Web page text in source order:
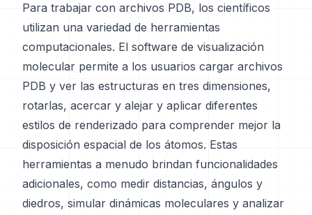
Para trabajar con archivos PDB, los científicos
utilizan una variedad de herramientas
computacionales. El software de visualización
molecular permite a los usuarios cargar archivos
PDB y ver las estructuras en tres dimensiones,
rotarlas, acercar y alejar y aplicar diferentes
estilos de renderizado para comprender mejor la
disposición espacial de los átomos. Estas
herramientas a menudo brindan funcionalidades
adicionales, como medir distancias, ángulos y
diedros, simular dinámicas moleculares y analizar